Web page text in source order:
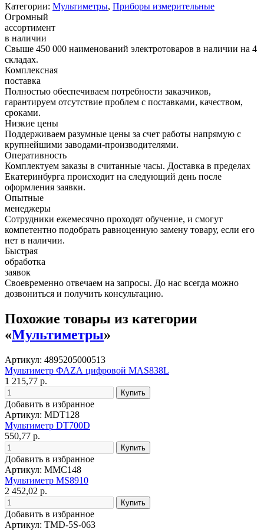
Категории: Мультиметры, Приборы измерительные
Огромный
ассортимент
в наличии
Свыше 450 000 наименований электротоваров в наличии на 4
складах.
Комплексная
поставка
Полностью обеспечиваем потребности заказчиков,
гарантируем отсутствие проблем с поставками, качеством,
сроками.
Низкие цены
Поддерживаем разумные цены за счет работы напрямую с
крупнейшими заводами-производителями.
Оперативность
Комплектуем заказы в считанные часы. Доставка в пределах
Екатеринбурга происходит на следующий день после
оформления заявки.
Опытные
менеджеры
Сотрудники ежемесячно проходят обучение, и смогут
компетентно подобрать равноценную замену товару, если его
нет в наличии.
Быстрая
обработка
заявок
Своевременно отвечаем на запросы. До нас всегда можно
дозвониться и получить консультацию.
Похожие товары из категории
«Мультиметры»
Артикул: 4895205000513
Мультиметр ФАZА цифровой MAS838L
1 215,77 р.
Добавить в избранное
Артикул: MDT128
Мультиметр DT700D
550,77 р.
Добавить в избранное
Артикул: MMC148
Мультиметр MS8910
2 452,02 р.
Добавить в избранное
Артикул: TMD-5S-063